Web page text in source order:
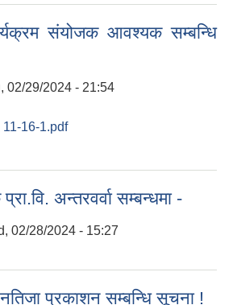
संयोजक आवश्यक सम्बन्धि
02/29/2024 - 21:54
16-1.pdf
अन्तरवर्वा सम्बन्धमा -
02/28/2024 - 15:27
प्रकाशन सम्बन्धि सूचना !